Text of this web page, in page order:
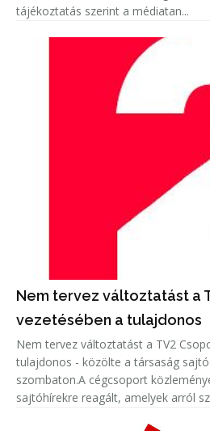
tájékoztatás szerint a médiatan...
Nem tervez változtatást a
vezetésében a tulajdonos
Nem tervez változtatást a TV2
tulajdonos - közölte a társaság
szombaton.A cégcsoport
sajtóhírekre reagált, amelyek arról